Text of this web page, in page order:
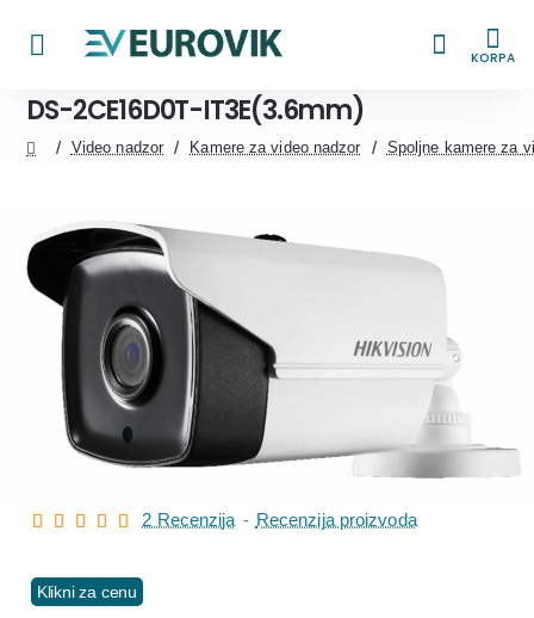
KORPA
DS-2CE16D0T-IT3E(3.6mm)
Video nadzor Kamere za video nadzor Spoljne kamere za
Klikni za cenu
2 Recenzija - Recenzija proizvoda